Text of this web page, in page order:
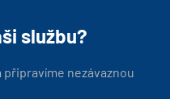
službu?
připravíme nezávaznou